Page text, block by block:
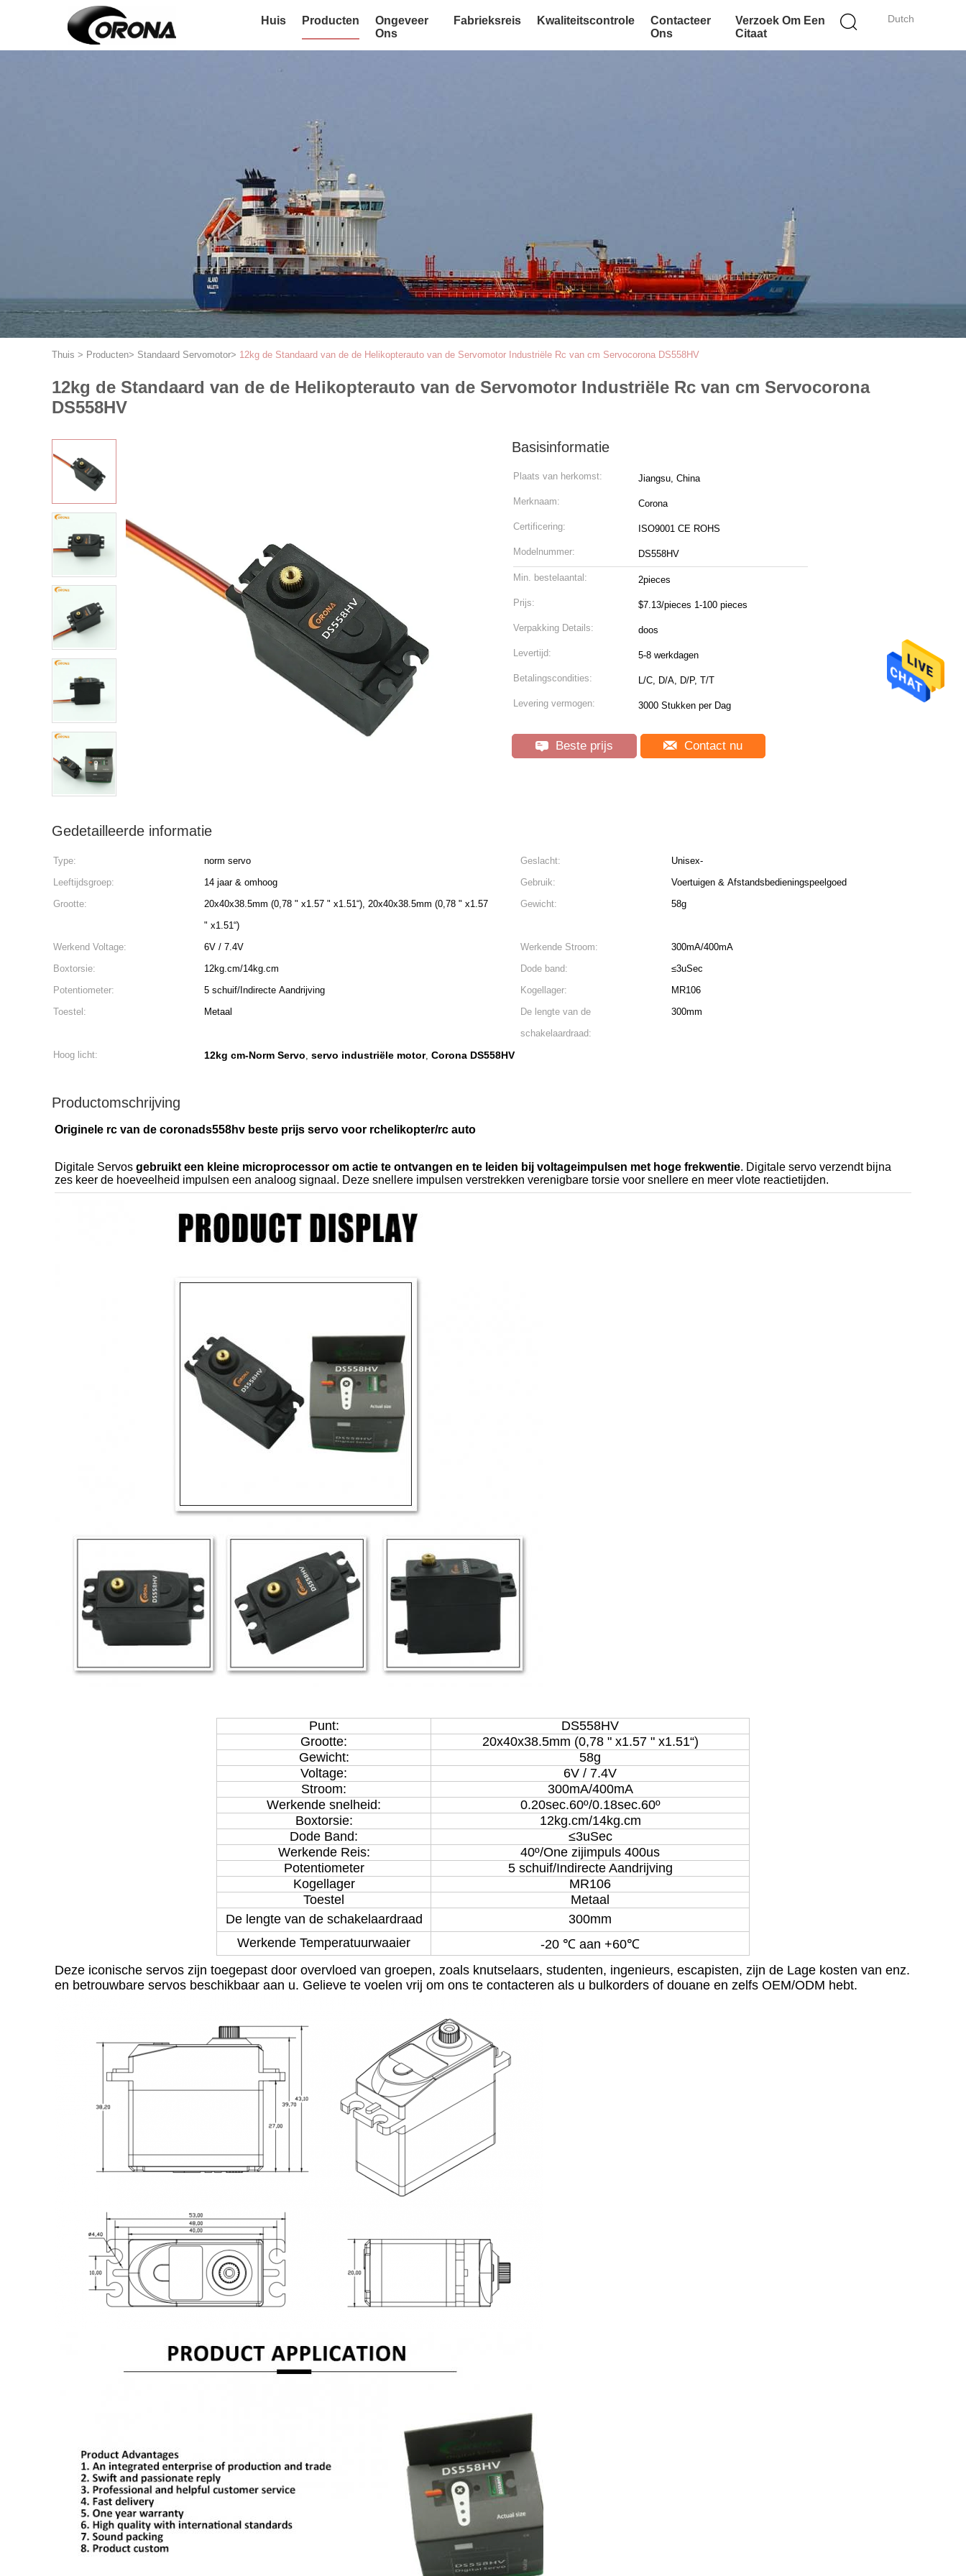
Dutch
Huis Producten
Ongeveer
Ons
Fabrieksreis Kwaliteitscontrole
Contacteer
Ons
Verzoek Om Een
Citaat
Thuis > Producten> Standaard Servomotor> 12kg de Standaard van de de Helikopterauto van de Servomotor Industriële Rc van cm Servocorona DS558HV
12kg de Standaard van de de Helikopterauto van de Servomotor Industriële Rc van cm Servocorona
DS558HV
Basisinformatie
Plaats van herkomst: Jiangsu, China
Merknaam: Corona
Certificering: ISO9001 CE ROHS
Modelnummer: DS558HV
Min. bestelaantal: 2pieces
Prijs: $7.13/pieces 1-100 pieces
Verpakking Details: doos
Levertijd: 5-8 werkdagen
Betalingscondities: L/C, D/A, D/P, T/T
Levering vermogen: 3000 Stukken per Dag
Beste prijs Contact nu
Gedetailleerde informatie
Type: norm servo Geslacht:
Unisex-
Leeftijdsgroep:
14 jaar & omhoog Gebruik:
Voertuigen & Afstandsbedieningspeelgoed
Grootte:
20x40x38.5mm (0,78 " x1.57 " x1.51“), 20x40x38.5mm (0,78 " x1.57
" x1.51“)
Gewicht: 58g
Werkend Voltage: 6V / 7.4V Werkende Stroom:
300mA/400mA
Boxtorsie:
12kg.cm/14kg.cm Dode band:
≤3uSec
Potentiometer:
5 schuif/Indirecte Aandrijving Kogellager:
MR106
Toestel:
Metaal
De lengte van de
schakelaardraad:
300mm
Hoog licht: 12kg cm-Norm Servo, servo industriële motor, Corona DS558HV
Productomschrijving
Originele rc van de coronads558hv beste prijs servo voor rchelikopter/rc auto
Digitale Servos gebruikt een kleine microprocessor om actie te ontvangen en te leiden bij voltageimpulsen met hoge frekwentie. Digitale servo verzendt bijna
zes keer de hoeveelheid impulsen een analoog signaal. Deze snellere impulsen verstrekken verenigbare torsie voor snellere en meer vlote reactietijden.
Punt:
DS558HV
Grootte:
20x40x38.5mm (0,78 " x1.57 " x1.51“)
Gewicht:
58g
Voltage:
6V / 7.4V
Stroom:
300mA/400mA
Werkende snelheid:
0.20sec.60º/0.18sec.60º
Boxtorsie:
12kg.cm/14kg.cm
Dode Band:
≤3uSec
Werkende Reis:
40º/One zijimpuls 400us
Potentiometer
5 schuif/Indirecte Aandrijving
Kogellager
MR106
Toestel
Metaal
De lengte van de schakelaardraad
300mm
Werkende Temperatuurwaaier
-20 ℃ aan +60℃
Deze iconische servos zijn toegepast door overvloed van groepen, zoals knutselaars, studenten, ingenieurs, escapisten, zijn de Lage kosten van enz.
en betrouwbare servos beschikbaar aan u. Gelieve te voelen vrij om ons te contacteren als u bulkorders of douane en zelfs OEM/ODM hebt.